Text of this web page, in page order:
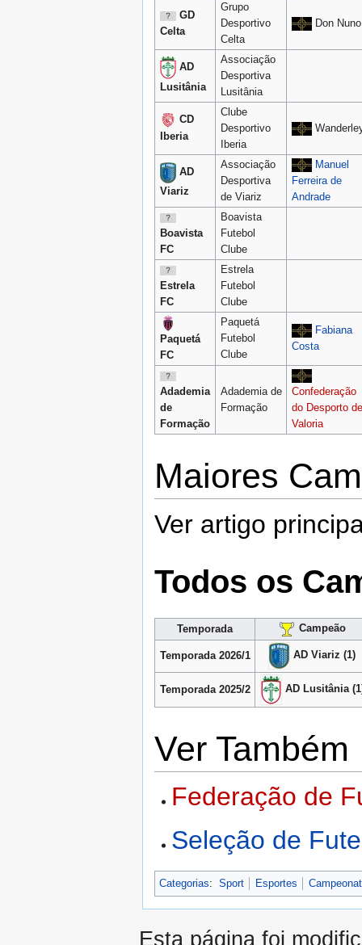
GD
Celta
Grupo
Desportivo
Celta
Don Nuno
AD
Lusitânia
Associação
Desportiva
Lusitânia
CD
Iberia
Clube
Desportivo
Iberia
AD
Viariz
Associação
Desportiva
de Viariz
Manuel
Ferreira de
Andrade
Boavista
FC
Boavista
Futebol
Clube
Estrela
FC
Estrela
Futebol
Clube
Paquetá
FC
Paquetá
Futebol
Clube
Fabiana
Costa
Adademia
de
Formação
Adademia de
Formação
Confederação
do Desporto de
Valoria
Maiores
Ver artigo
Todos os
Temporada Campeão
Temporada 2026/1 AD Viariz (1)
Temporada 2025/2 AD Lusitânia
Ver Também
Federação de
Seleção de
Categorias: Sport Esportes
Esta página foi